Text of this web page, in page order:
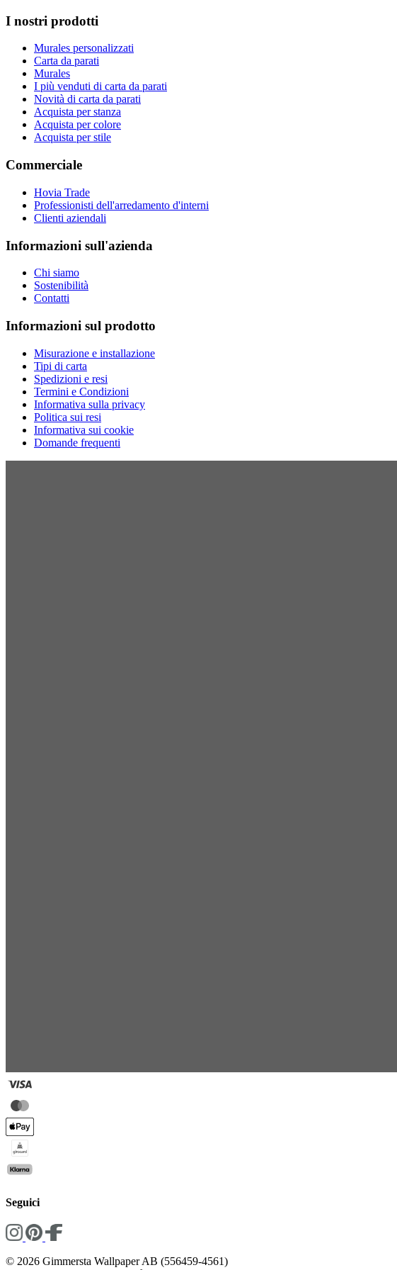
I nostri prodotti
Murales personalizzati
Carta da parati
Murales
I più venduti di carta da parati
Novità di carta da parati
Acquista per stanza
Acquista per colore
Acquista per stile
Commerciale
Hovia Trade
Professionisti dell'arredamento d'interni
Clienti aziendali
Informazioni sull'azienda
Chi siamo
Sostenibilità
Contatti
Informazioni sul prodotto
Misurazione e installazione
Tipi di carta
Spedizioni e resi
Termini e Condizioni
Informativa sulla privacy
Politica sui resi
Informativa sui cookie
Domande frequenti
Seguici
© 2026 Gimmersta Wallpaper AB (556459-4561)